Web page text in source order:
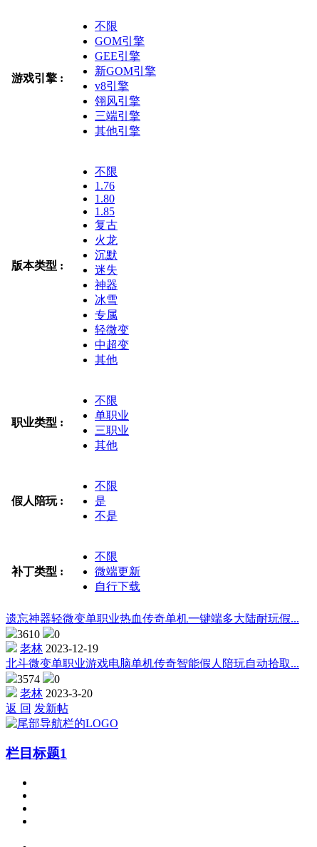
游戏引擎 :
不限
GOM引擎
GEE引擎
新GOM引擎
v8引擎
翎风引擎
三端引擎
其他引擎
版本类型 :
不限
1.76
1.80
1.85
复古
火龙
沉默
迷失
神器
冰雪
专属
轻微变
中超变
其他
职业类型 :
不限
单职业
三职业
其他
假人陪玩 :
不限
是
不是
补丁类型 :
不限
微端更新
自行下载
遗忘神器轻微变单职业热血传奇单机一键端多大陆耐玩假...
3610
0
老林 2023-12-19
北斗微变单职业游戏电脑单机传奇智能假人陪玩自动拾取...
3574
0
老林 2023-3-20
返 回 发新帖
栏目标题1